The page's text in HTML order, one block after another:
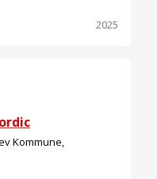
2025
Kommune,